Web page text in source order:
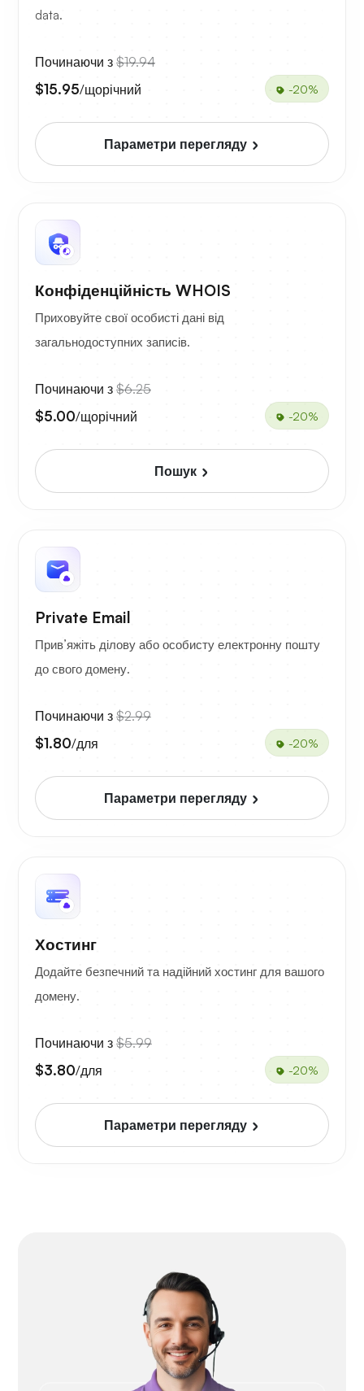
data.
Починаючи з $19.94
$15.95/щорічний -20%
Параметри перегляду
Конфіденційність WHOIS
Приховуйте свої особисті дані від
загальнодоступних записів.
Починаючи з $6.25
$5.00/щорічний -20%
Пошук
Private Email
Прив’яжіть ділову або особисту електронну пошту
до свого домену.
Починаючи з $2.99
$1.80/для -20%
Параметри перегляду
Хостинг
Додайте безпечний та надійний хостинг для вашого
домену.
Починаючи з $5.99
$3.80/для -20%
Параметри перегляду